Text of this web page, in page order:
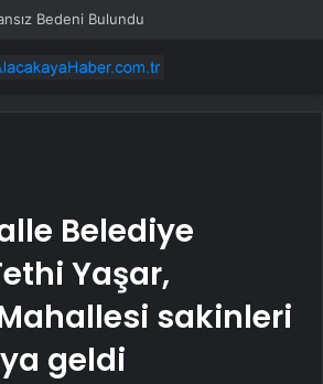
Bedeni Bulundu
Belediye
Yaşar,
sakinleri
geldi